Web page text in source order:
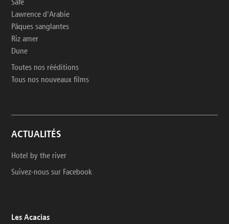
Safe
Lawrence d'Arabie
Pâques sanglantes
Riz amer
Dune
Toutes nos rééditions
Tous nos nouveaux films
ACTUALITÉS
Hotel by the river
Suivez-nous sur Facebook
Les Acacias